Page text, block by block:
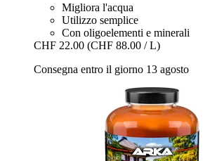
Migliora l'acqua
Utilizzo semplice
Con oligoelementi e minerali
CHF 22.00 (CHF 88.00 / L)
Consegna entro il giorno 13 agosto